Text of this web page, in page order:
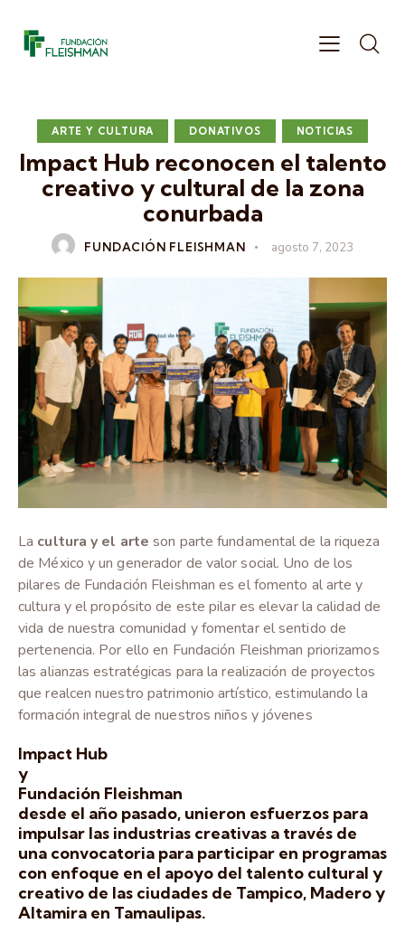
ARTE Y CULTURA DONATIVOS NOTICIAS
Impact Hub reconocen el talento
creativo y cultural de la zona
conurbada
FUNDACIÓN FLEISHMAN agosto 7, 2023
La cultura y el arte son parte fundamental de la riqueza
de México y un generador de valor social. Uno de los
pilares de Fundación Fleishman es el fomento al arte y
cultura y el propósito de este pilar es elevar la calidad de
vida de nuestra comunidad y fomentar el sentido de
pertenencia. Por ello en Fundación Fleishman priorizamos
las alianzas estratégicas para la realización de proyectos
que realcen nuestro patrimonio artístico, estimulando la
formación integral de nuestros niños y jóvenes
Impact Hub
y
Fundación Fleishman
desde el año pasado, unieron esfuerzos para
impulsar las industrias creativas a través de
una convocatoria para participar en programas
con enfoque en el apoyo del talento cultural y
creativo de las ciudades de Tampico, Madero y
Altamira en Tamaulipas.